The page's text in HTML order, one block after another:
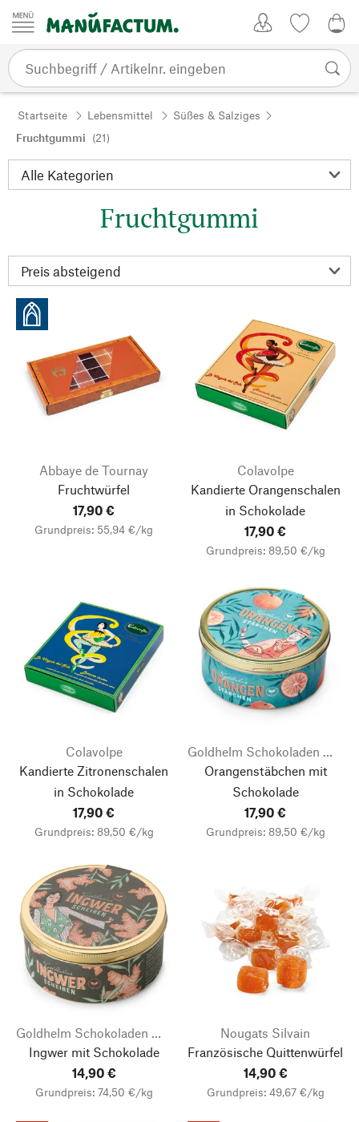
Zum Inhalt springen
Startseite Lebensmittel
Süßes & Salziges
Fruchtgummi (21)
Fruchtgummi
Abbaye de Tournay
Fruchtwürfel
17,90 €
Grundpreis: 55,94 €/kg
Colavolpe
Kandierte Orangenschalen
in Schokolade
17,90 €
Grundpreis: 89,50 €/kg
Colavolpe
Kandierte Zitronenschalen
in Schokolade
17,90 €
Grundpreis: 89,50 €/kg
Goldhelm Schokoladen Manufaktur
Orangenstäbchen mit
Schokolade
17,90 €
Grundpreis: 89,50 €/kg
Goldhelm Schokoladen Manufaktur
Ingwer mit Schokolade
14,90 €
Grundpreis: 74,50 €/kg
Nougats Silvain
Französische Quittenwürfel
14,90 €
Grundpreis: 49,67 €/kg